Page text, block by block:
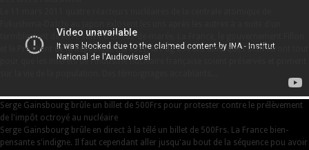
termblement de terre suivit d'un raz-de-marée. La France, le gouvernement Fillon
et le Présdient de la Répubique Sarkozy, la Pdg d'Areva ainsi que l'IRSN feront tout
pour que les intérêts de l'industrie nucléaire française soient préservés et priment
Serge Gainsbourg brûle un billet de 500Frs pour protester contre le prélèvement
de l'impôt octroyé au nucléaire
Serge Gainsbourg brûle en direct à la télé un billet de 500Frs. La France bien-
pensante s'indigne. Il faut cependant aller jusqu'au bout de la séquence pou avoir